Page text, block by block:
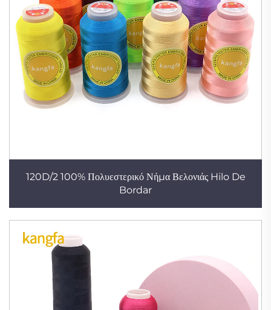
120D/2 100% Πολυεστερικό Νήμα Βελονιάς Hilo De
Bordar